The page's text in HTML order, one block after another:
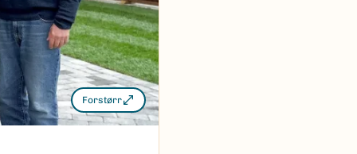
Forstørr